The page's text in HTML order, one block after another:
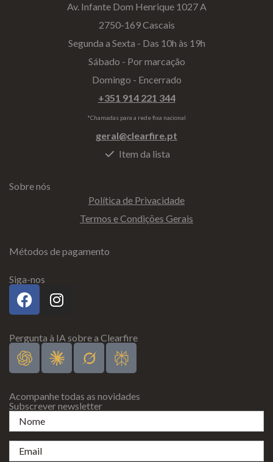
Av. Infante Dom Henrique 1027 A
2750-169 Cascais
Segunda a Sexta - Das 10h às 19h
Sábado - Por marcação
Domingo - Encerrado
+351 914 221 344
*Chamadas para a rede fixa nacional
geral@clearfire.pt
Item da lista
Sobre nós
Política de Privacidade
Termos e Condições Gerais
Métodos de pagamento
Siga-nos
Pergunta à IA sobre a Clearfire
Acompanhe todas as novidades
Subscrever newsletter